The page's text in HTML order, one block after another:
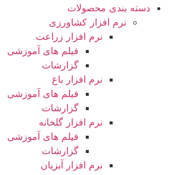
دسته بندی محصولات
نرم افزار کشاورزی
نرم افزار زراعت
فیلم های آموزشی
گزارشات
نرم افزار باغ
فیلم های آموزشی
گزارشات
نرم افزار گلخانه
فیلم های آموزشی
گزارشات
نرم افزار آبزیان